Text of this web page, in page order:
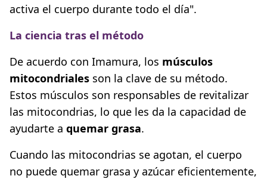
activa el cuerpo durante todo el día".
La ciencia tras el método
De acuerdo con Imamura, los músculos
mitocondriales son la clave de su método.
Estos músculos son responsables de revitalizar
las mitocondrias, lo que les da la capacidad de
ayudarte a quemar grasa.
Cuando las mitocondrias se agotan, el cuerpo
no puede quemar grasa y azúcar eficientemente,